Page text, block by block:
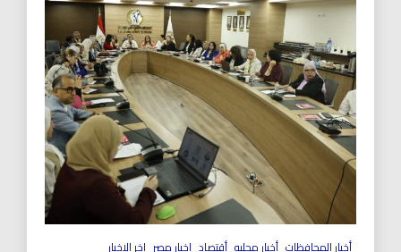
أخبار المحافظات أخبار محليه أقتصاد اخبار مصر اخر الاخبار